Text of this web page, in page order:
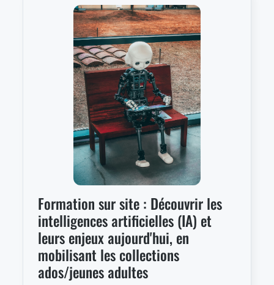
Formation sur site : Découvrir les
intelligences artificielles (IA) et
leurs enjeux aujourd'hui, en
mobilisant les collections
ados/jeunes adultes